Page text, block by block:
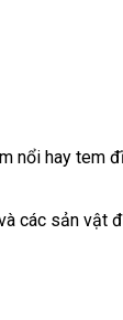
hay tem
các sản vật